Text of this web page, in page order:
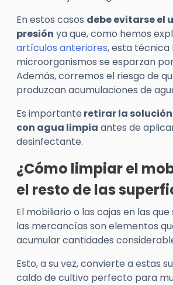
En estos casos debe evitarse el
presión ya que, como hemos
artículos anteriores, esta técnica
microorganismos se esparzan
Además, corremos el riesgo de
produzcan acumulaciones de
Es importante retirar la
con agua limpia antes de
desinfectante.
¿Cómo limpiar el
el resto de las
El mobiliario o las cajas en las
las mercancías son elementos
acumular cantidades
Esto, a su vez, convierte a estas
caldo de cultivo perfecto para